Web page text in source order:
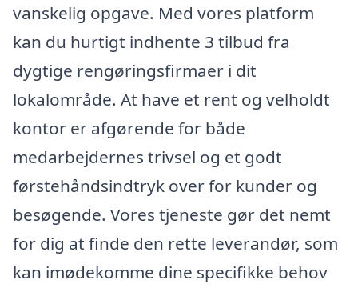
vanskelig opgave. Med vores platform
kan du hurtigt indhente 3 tilbud fra
dygtige rengøringsfirmaer i dit
lokalområde. At have et rent og velholdt
kontor er afgørende for både
medarbejdernes trivsel og et godt
førstehåndsindtryk over for kunder og
besøgende. Vores tjeneste gør det nemt
for dig at finde den rette leverandør, som
kan imødekomme dine specifikke behov